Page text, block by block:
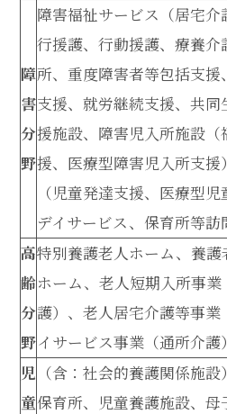
障
害
分
野
障害福祉サービス（居宅
行援護、行動援護、療養介
所、重度障害者等包括支
支援、就労継続支援、共
援施設、障害児入所施設
援、医療型障害児入所支
（児童発達支援、医療型
デイサービス、保育所等訪
高
齢
分
野
特別養護老人ホーム、養
ホーム、老人短期入所事
護）、老人居宅介護等事
イサービス事業（通所介護）
児
童
（含：社会的養護関係施設）
保育所、児童養護施設、